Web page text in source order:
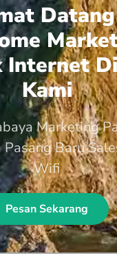
Internet
Kami
Marketing
Baru
Wifi
Pesan Sekarang